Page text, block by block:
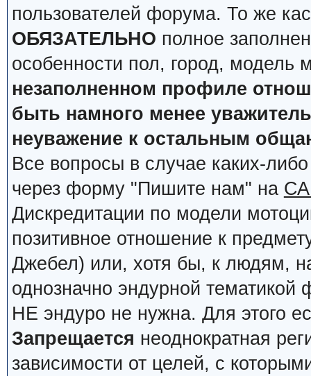
пользователей форума. То же
ОБЯЗАТЕЛЬНО полное
особенности пол, город, модель
незаполненном профиле
быть намного менее
неуважение к остальным
Все вопросы в случае каких-
через форму "Пишите нам" на
Дискредитации по модели
позитивное отношение к
Джебел) или, хотя бы, к людям,
однозначно эндурной тематикой
НЕ эндуро не нужна. Для этого
Запрещается неоднократная
зависимости от целей, с